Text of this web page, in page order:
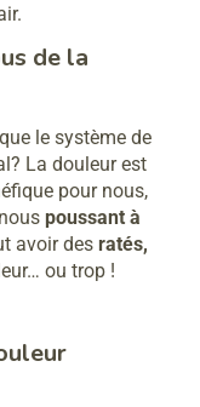
de la
le système de
La douleur est
pour nous,
poussant à
avoir des ratés,
ou trop !